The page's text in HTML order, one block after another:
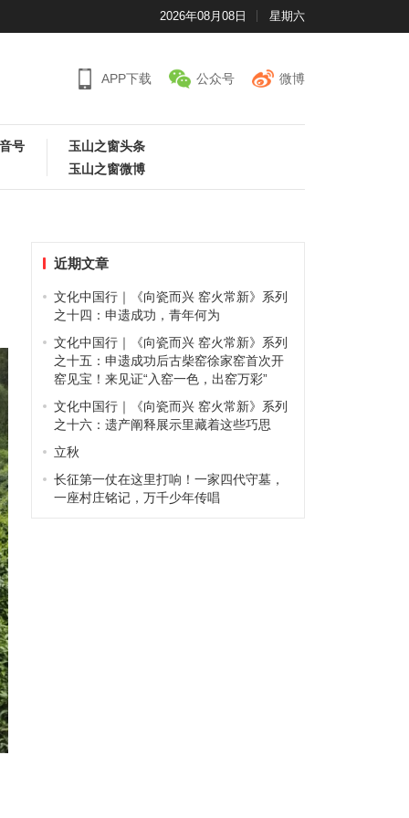
2026年08月08日 星期六
APP下载 公众号 微博
号
玉山之窗头条
玉山之窗微博
近期文章
文化中国行｜《向瓷而兴 窑火常新》系列
之十四：申遗成功，青年何为
文化中国行｜《向瓷而兴 窑火常新》系列
之十五：申遗成功后古柴窑徐家窑首次开
窑见宝！来见证“入窑一色，出窑万彩”
文化中国行｜《向瓷而兴 窑火常新》系列
之十六：遗产阐释展示里藏着这些巧思
立秋
长征第一仗在这里打响！一家四代守墓，
一座村庄铭记，万千少年传唱